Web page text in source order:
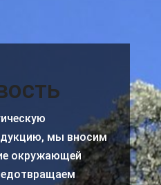
мы вносим
окружающей